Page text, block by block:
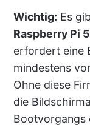
Wichtig: Es
Raspberry Pi 5
erfordert eine
mindestens
Ohne diese
die
Bootvorgangs